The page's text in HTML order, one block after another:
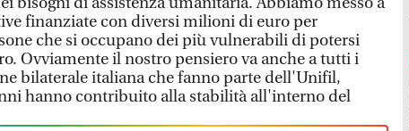
finanziate con diversi milioni di euro per
che si occupano dei più vulnerabili di potersi
Ovviamente il nostro pensiero va anche a tutti i
bilaterale italiana che fanno parte dell'Unifil,
hanno contribuito alla stabilità all'interno del